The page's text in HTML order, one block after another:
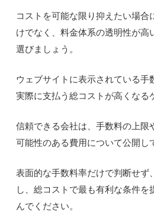
コストを可能な限り抑えたい場合
けでなく、料金体系の透明性が高
選びましょう。
ウェブサイトに表示されている手
実際に支払う総コストが高くなる
信頼できる会社は、手数料の上限
可能性のある費用について公開し
表面的な手数料率だけで判断せず
し、総コストで最も有利な条件を
んでください。